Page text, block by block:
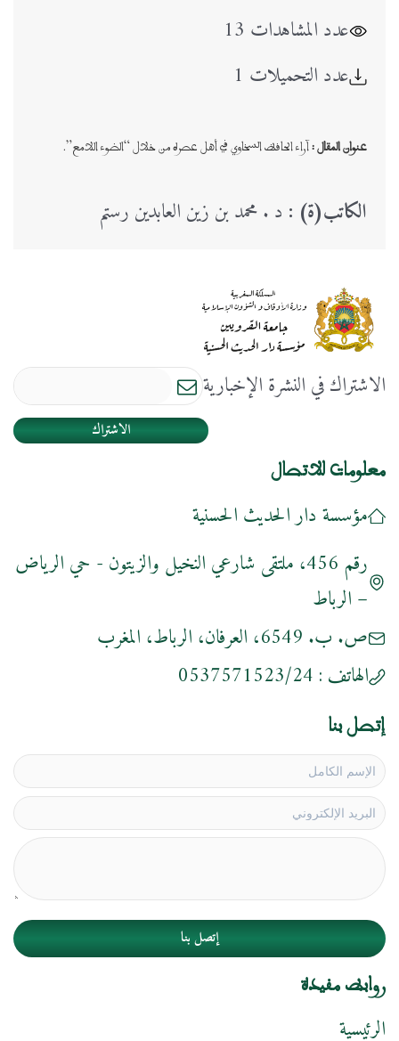
عدد المشاهدات 13
عدد التحميلات 1
عنوان المقال :آراء الحافظ السخاوي في أهل عصره من خلال “الضوء اللامع”.
الكاتب(ة) : د . محمد بن زين العابدين رستم
الاشتراك في النشرة الإخبارية
الاشتراك
معلومات للاتصال
مؤسسة دار الحديث الحسنية
رقم 456، ملتقى شارعي النخيل والزيتون - حي الرياض
– الرباط
ص. ب. 6549، العرفان، الرباط، المغرب
الهاتف : 0537571523/24
إتصل بنا
إتصل بنا
روابط مفيدة
الرئيسية